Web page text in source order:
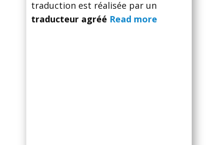
traduction est réalisée par un
traducteur agréé Read more